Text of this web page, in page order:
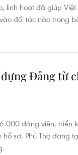
linh hoạt đã giúp
đối tác nào trong
Đảng từ
đảng viên, triển
sơ, Phú Thọ đang